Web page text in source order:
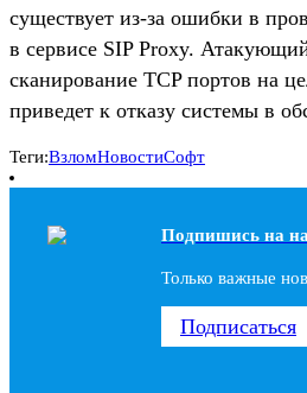
существует из-за ошибки в
в сервисе SIP Proxy.
сканирование TCP портов на
приведет к отказу системы в
Теги:ВзломНовостиСофт
Подпишись на
Только важные
Подписаться